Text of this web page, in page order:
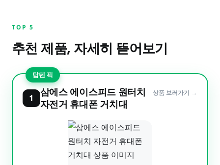
TOP 5
추천 제품, 자세히 뜯어보기
탑텐 픽
1
삼에스 에이스피드 원터치
자전거 휴대폰 거치대
상품 보러가기 →